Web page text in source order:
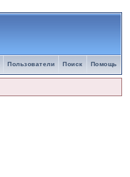
Помощь
Поиск
Пользователи